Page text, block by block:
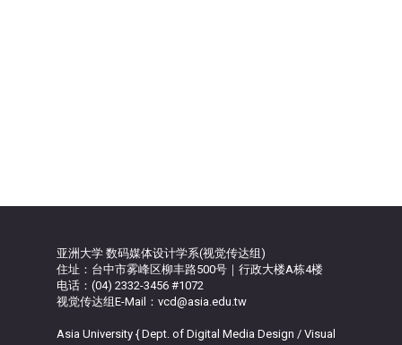
亚洲大学 数码媒体设计学系(视觉传达组)
住址：台中市雾峰区柳丰路500号｜行政大楼A栋4楼
电话：(04) 2332-3456 #1072
视觉传达组E-Mail：vcd@asia.edu.tw
Asia University { Dept. of Digital Media Design / Visual